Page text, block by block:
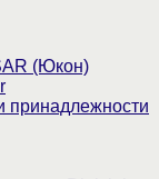
(Юкон)